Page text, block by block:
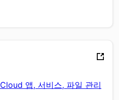
앱, 서비스, 파일 관리